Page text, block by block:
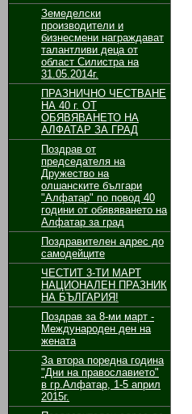
Земеделски
производители и
бизнесмени награждават
талантливи деца от
област Силистра на
31.05.2014г.
ПРАЗНИЧНО ЧЕСТВАНЕ
НА 40 г. ОТ
ОБЯВЯВАНЕТО НА
АЛФАТАР ЗА ГРАД
Поздрав от
председателя на
Дружество на
олшанските българи
"Алфатар" по повод 40
години от обявяването на
Алфатар за град
Поздравителен адрес до
самодейците
ЧЕСТИТ 3-ТИ МАРТ
НАЦИОНАЛЕН ПРАЗНИК
НА БЪЛГАРИЯ!
Поздрав за 8-ми март -
Международен ден на
жената
За втора поредна година
"Дни на православието"
в гр.Алфатар, 1-5 април
2015г.